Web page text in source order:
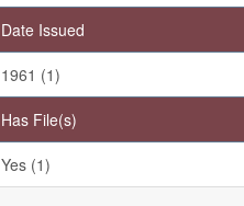
Date Issued
1961 (1)
Has File(s)
Yes (1)